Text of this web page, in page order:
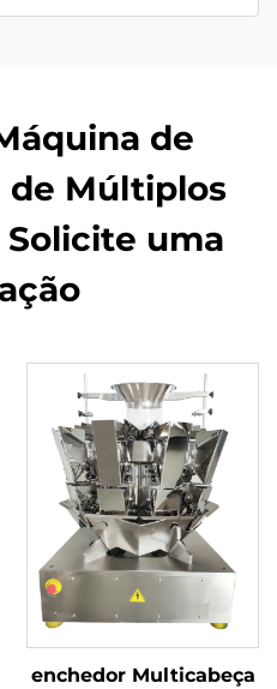
de
de Múltiplos
uma
enchedor Multicabeça